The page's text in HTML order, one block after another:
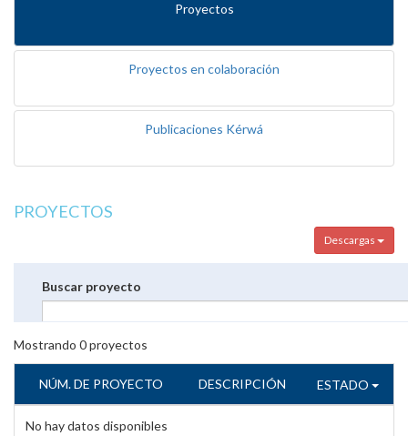
Proyectos
Proyectos en colaboración
Publicaciones Kérwá
PROYECTOS
Descargas
Buscar proyecto
Mostrando 0proyectos
NÚM. DE PROYECTO DESCRIPCIÓN ESTADO
No hay datos disponibles